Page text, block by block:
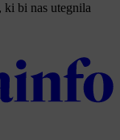
bi nas utegnila